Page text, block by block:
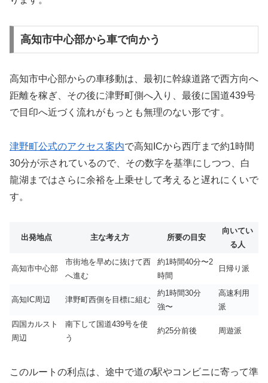
高知市中心部から車で向かう
高知市中心部からの車移動は、最初に幹線道路で西方向へ
距離を稼ぎ、その後に津野町側へ入り、最後に国道439号
で目印へ近づく流れがもっとも無理のない形です。
津野町公式のアクセス案内で高知ICから西庁まで約1時間
30分が示されているので、その数字を基準にしつつ、白
龍湖まではさらに余裕を上乗せして考えると遅れにくいで
す。
出発地点 主な考え方 所要の目安
向いてい
る人
高知市中心部
市街地を早めに抜けて西
へ進む
約1時間40分〜2
時間
日帰り派
高知IC周辺 津野町西側を目標に組む
約1時間30分
強〜
高速利用
派
四国カルスト
周辺
南下して国道439号を使
う
約25分前後 周遊派
このルートの利点は、途中で道の駅やコンビニに寄って準